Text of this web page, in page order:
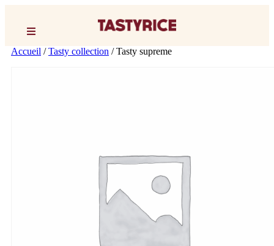
Accueil /Tasty collection / Tasty supreme